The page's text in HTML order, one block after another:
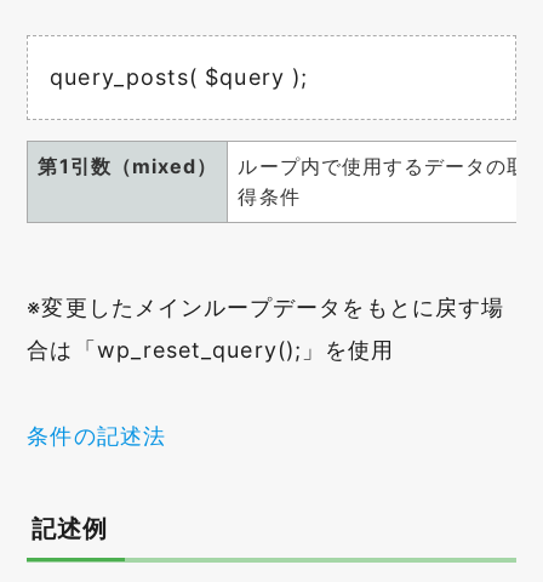
query_posts( $query );
第1引数（mixed）
ループ内で使用するデータの取
得条件
※変更したメインループデータをもとに戻す場
合は「wp_reset_query();」を使用
条件の記述法
記述例